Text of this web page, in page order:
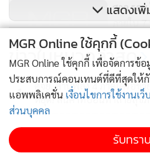
56
ศาล รธน
ภายใน
ไกล
แสดงเพิ่
ข่าวในหมวดล่าสุด
1
ศจย. สานพลัง 4 ภาคีเครือข่
หยุด! สินค้าที่บ่อนทำลายสุข
2
MGR Online ใช้คุกกี้
MGR Online ใช้คุกกี้ เพื่อจัดการข้
ประสบการณ์คอนเทนต์ที่ดีที่สุดให้
แอพพลิเคชั่น เงื่อนไขการใช้งานเ
ส่วนบุคคล
รับทราบ